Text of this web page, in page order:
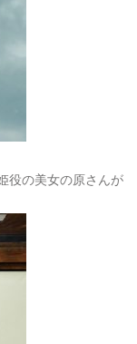
役の美女の原さんが